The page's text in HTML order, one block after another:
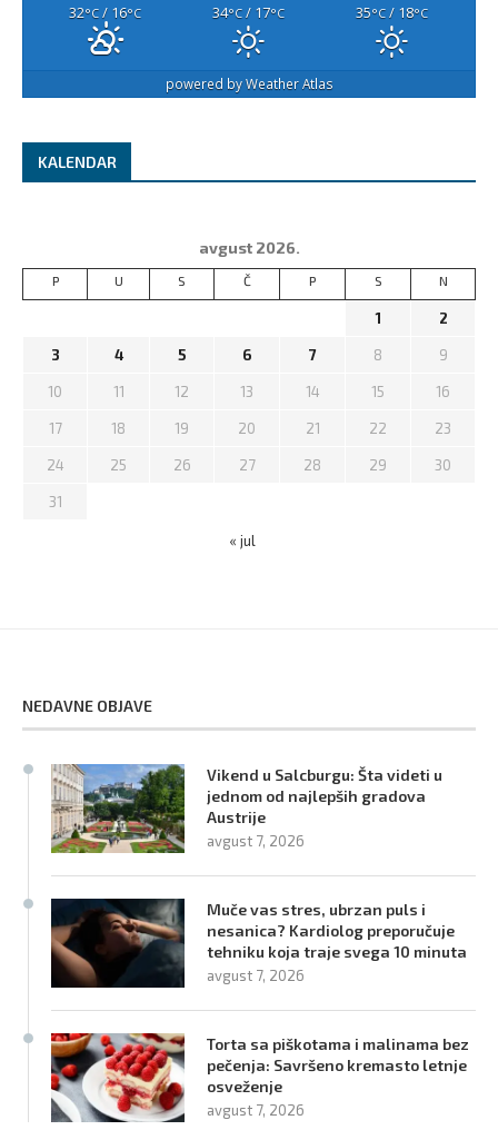
32°C / 16°C 34°C / 17°C 35°C / 18°C
powered byWeather Atlas
KALENDAR
avgust 2026.
P U S Č P S N
1 2
3 4 5 6 7 8 9
10 11 12 13 14 15 16
17 18 19 20 21 22 23
24 25 26 27 28 29 30
31
« jul
NEDAVNE OBJAVE
Vikend u Salcburgu: Šta videti u
jednom od najlepših gradova
Austrije
avgust 7, 2026
Muče vas stres, ubrzan puls i
nesanica? Kardiolog preporučuje
tehniku koja traje svega 10 minuta
avgust 7, 2026
Torta sa piškotama i malinama bez
pečenja: Savršeno kremasto letnje
osveženje
avgust 7, 2026